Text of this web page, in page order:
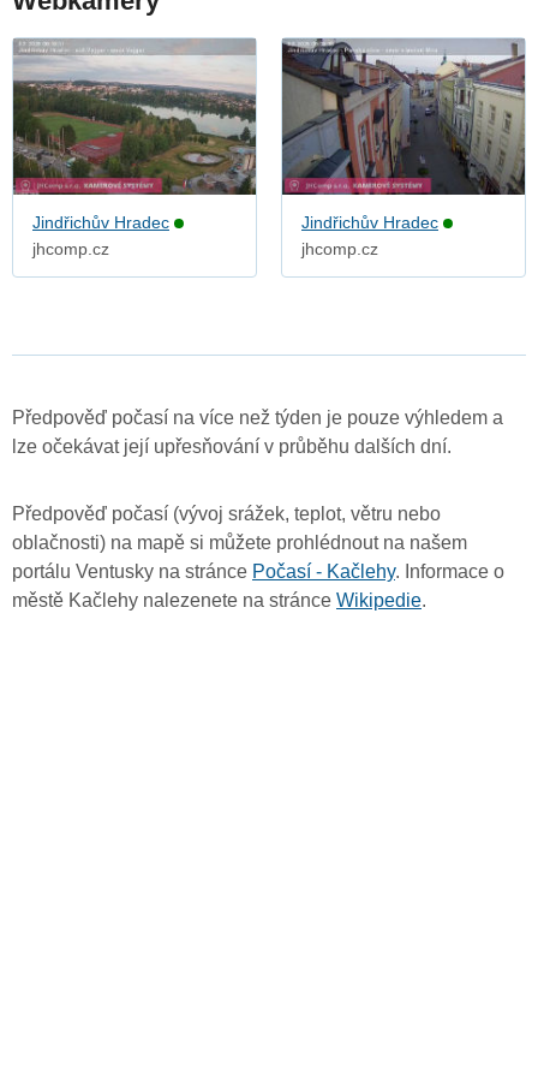
Jindřichův Hradec
jhcomp.cz
Jindřichův Hradec
jhcomp.cz
Předpověď počasí na více než týden je pouze výhledem a
lze očekávat její upřesňování v průběhu dalších dní.
Předpověď počasí (vývoj srážek, teplot, větru nebo
oblačnosti) na mapě si můžete prohlédnout na našem
portálu Ventusky na stránce Počasí - Kačlehy. Informace o
městě Kačlehy nalezenete na stránce Wikipedie.